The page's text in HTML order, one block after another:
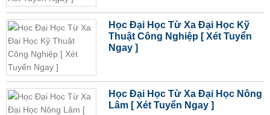
Học Đại Học Từ Xa Đại Học Kỹ
Thuật Công Nghiệp [ Xét Tuyển
Ngay ]
Học Đại Học Từ Xa Đại Học Nông
Lâm [ Xét Tuyển Ngay ]